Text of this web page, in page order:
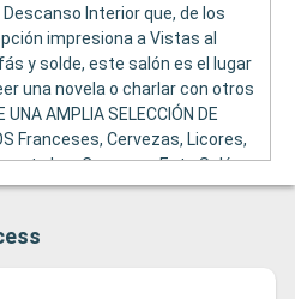
Descanso Interior que, de los
impresiona a Vistas al
y solde, este salón es el lugar
una novela o charlar con otros
AMPLIA SELECCIÓN DE
Franceses, Cervezas, Licores,
Los Cruceros, Este Salón,
Noches de Bingo o
Los Champagnes y Los